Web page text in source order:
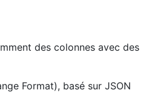
des colonnes avec des
Format), basé sur JSON